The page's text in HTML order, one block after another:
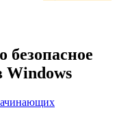
безопасное
Windows